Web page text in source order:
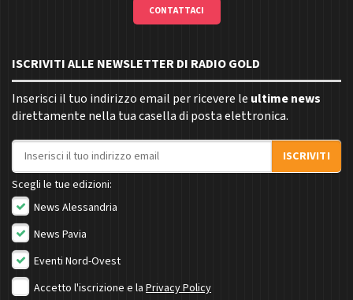
CONTATTACI
ISCRIVITI ALLE NEWSLETTER DI RADIO GOLD
Inserisci il tuo indirizzo email per ricevere le ultime news
direttamente nella tua casella di posta elettronica.
Indirizzo email
ISCRIVITI
Scegli le tue edizioni:
News Alessandria
News Pavia
Eventi Nord-Ovest
Accetto l'iscrizione e la Privacy Policy